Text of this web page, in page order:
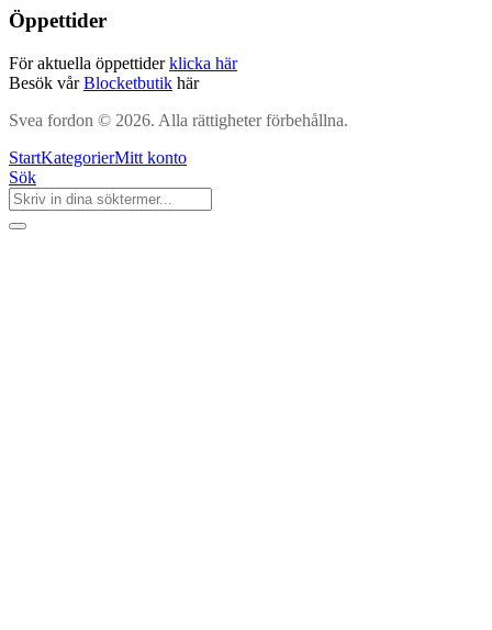
Öppettider
För aktuella öppettiderklicka här
Besök vårBlocketbutik här
Svea fordon © 2026. Alla rättigheter förbehållna.
StartKategorierMitt konto
Sök